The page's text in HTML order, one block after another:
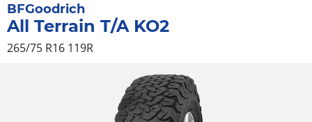
BFGoodrich
All Terrain T/A KO2
265/75 R16 119R